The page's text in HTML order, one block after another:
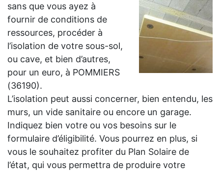
sans que vous ayez à
fournir de conditions de
ressources, procéder à
l’isolation de votre sous-sol,
ou cave, et bien d’autres,
pour un euro, à POMMIERS
(36190).
L’isolation peut aussi concerner, bien entendu, les
murs, un vide sanitaire ou encore un garage.
Indiquez bien votre ou vos besoins sur le
formulaire d’éligibilité. Vous pourrez en plus, si
vous le souhaitez profiter du Plan Solaire de
l’état, qui vous permettra de produire votre